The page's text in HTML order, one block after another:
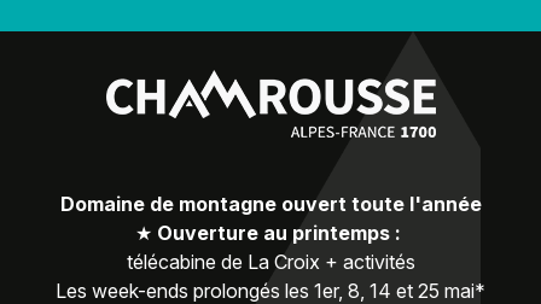
Domaine de montagne ouvert toute l'année
★ Ouverture au printemps :
télécabine de La Croix + activités
Les week-ends prolongés les 1er, 8, 14 et 25 mai*